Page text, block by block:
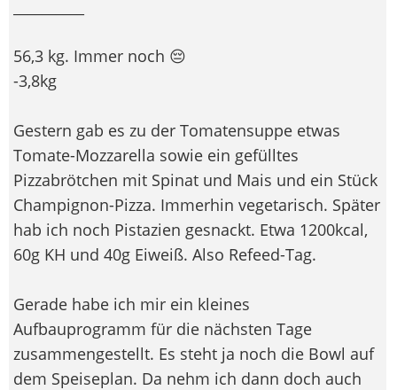
56,3 kg. Immer noch 😔
-3,8kg
Gestern gab es zu der Tomatensuppe etwas
Tomate-Mozzarella sowie ein gefülltes
Pizzabrötchen mit Spinat und Mais und ein Stück
Champignon-Pizza. Immerhin vegetarisch. Später
hab ich noch Pistazien gesnackt. Etwa 1200kcal,
60g KH und 40g Eiweiß. Also Refeed-Tag.
Gerade habe ich mir ein kleines
Aufbauprogramm für die nächsten Tage
zusammengestellt. Es steht ja noch die Bowl auf
dem Speiseplan. Da nehm ich dann doch auch